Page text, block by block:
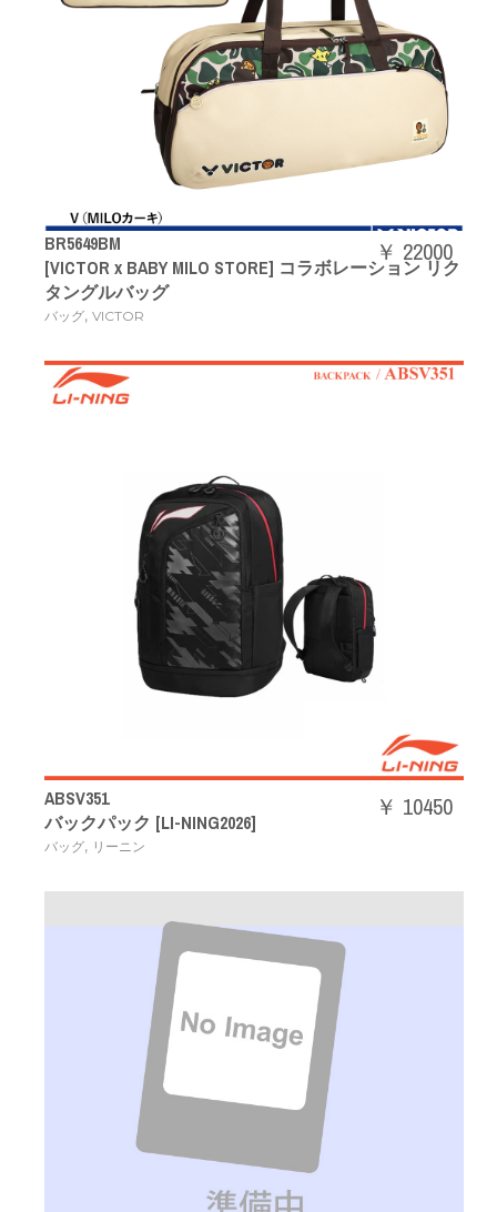
BR5649BM
[VICTOR x BABY MILO STORE] コラボレーション リク
タングルバッグ
バッグ, VICTOR
￥ 22000
ABSV351
バックパック [LI-NING2026]
バッグ, リーニン
￥ 10450